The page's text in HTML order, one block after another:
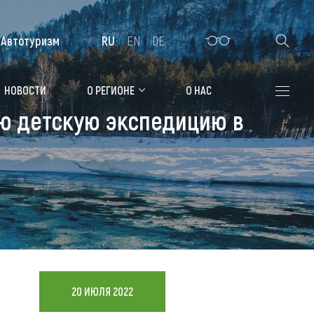
Алтайская зимовка
Где остановиться
Санатории
Гостиницы, отели
Коттеджи, базы
Сельские усадьбы
Мотели, придорожные отели
НОВОСТИ О РЕГИОНЕ О НАС
Автотуризм RU EN DE
детскую экспедицию в
20 ИЮЛЯ 2022